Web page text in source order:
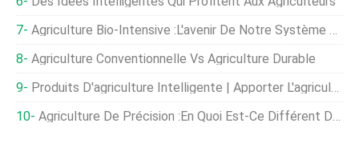
Agriculture Bio-Intensive :l'avenir De Notre Système De Production Alimentaire
Agriculture Conventionnelle Vs Agriculture Durable
Produits D'agriculture Intelligente | Apporter L'agriculture Intelligente Au Pakistan
Agriculture De Précision :en Quoi Est-Ce Différent De L'agriculture Intelligente ?